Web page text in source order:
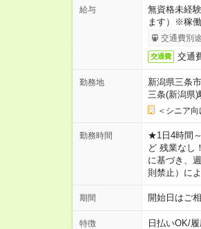
給与
無資格未経
ます）※稼
交通費別
交通費 交通
勤務地
新潟県三条市
三条(新潟県)
＜シニア向
勤務時間
★1日4時間
ど 残業なし
に基づき、
則禁止）に
期間 開始日はご
特徴 日払いOK/履